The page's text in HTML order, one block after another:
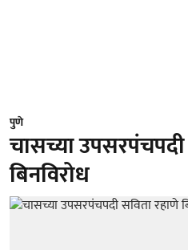
पुणे
चासच्या
बिनविरोध